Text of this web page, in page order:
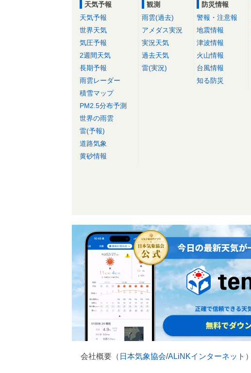
天気予報
天気予報
世界天気
気圧予報
2週間天気
長期予報
雨雲レーダー
積雪マップ
PM2.5分布予測
世界の雨雲
雷(予報)
道路気象
黄砂情報
観測
雨雲(過去)
アメダス実況
実況天気
過去天気
雷(実況)
防災情報
警報・注意報
地震情報
津波情報
火山情報
台風情報
知る防災
会社概要（ 日本気象協会/ALiNKインターネット ）